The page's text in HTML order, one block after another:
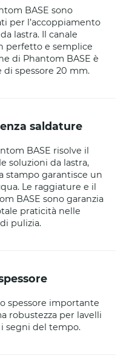
BASE sono
per l’accoppiamento
lastra. Il canale
perfetto e semplice
di Phantom BASE è
spessore 20 mm.
saldature
BASE risolve il
soluzioni da lastra,
stampo garantisce un
Le raggiature e il
BASE sono garanzia
praticità nelle
pulizia.
spessore importante
robustezza per lavelli
segni del tempo.